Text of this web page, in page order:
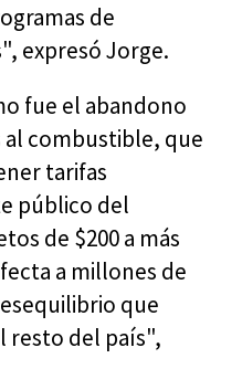
de
expresó Jorge.
fue el abandono
combustible, que
tarifas
público del
de $200 a más
a millones de
que
resto del país",